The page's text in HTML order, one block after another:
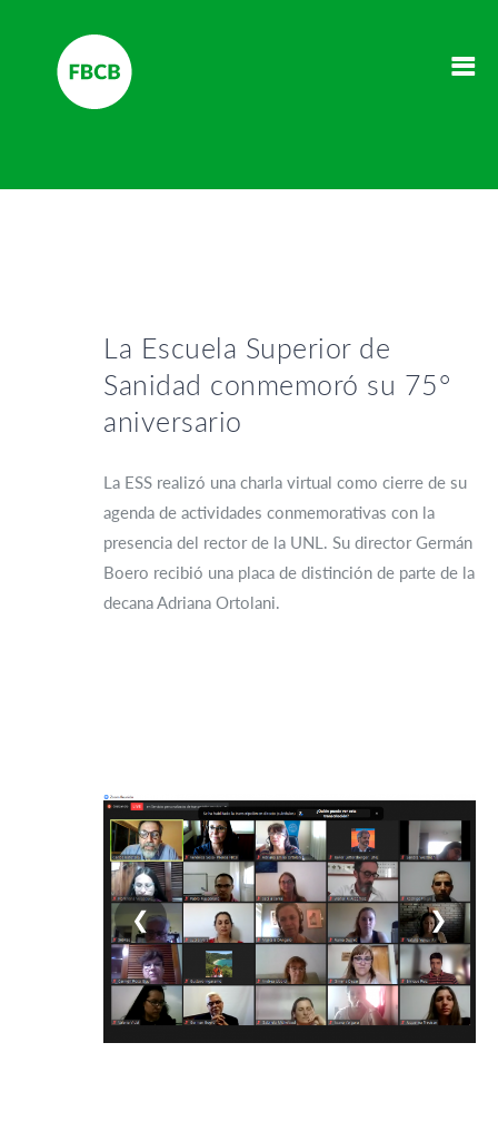
La Escuela Superior de
Sanidad conmemoró su 75°
aniversario
La ESS realizó una charla virtual como cierre de su
agenda de actividades conmemorativas con la
presencia del rector de la UNL. Su director Germán
Boero recibió una placa de distinción de parte de la
decana Adriana Ortolani.
❮ ❯